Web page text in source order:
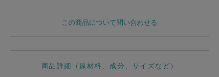
この商品について問い合わせる
商品詳細（原材料、成分、サイズなど）